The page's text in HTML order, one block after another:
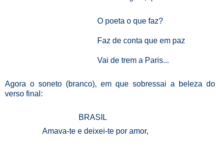
O poeta o que faz?
Faz de conta que em paz
Vai de trem a Paris...
Agora o soneto (branco), em que sobressai a beleza do
verso final:
BRASIL
Amava-te e deixei-te por amor,